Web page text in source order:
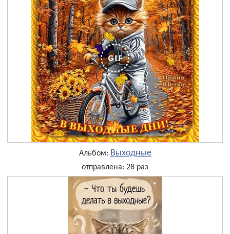
Альбом: Выходные
отправлена: 28 раз